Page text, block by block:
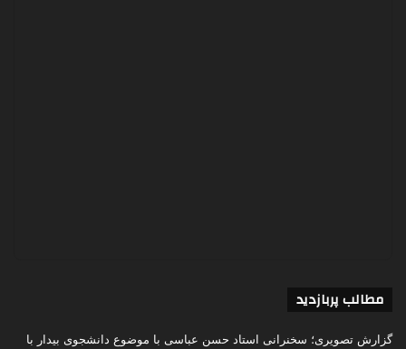
مطالب پربازدید
گزارش تصویری؛ سخنرانی استاد حسن عباسی با موضوع دانشجوی بیدار با